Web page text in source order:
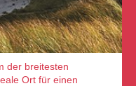
der breitesten
Ort für einen